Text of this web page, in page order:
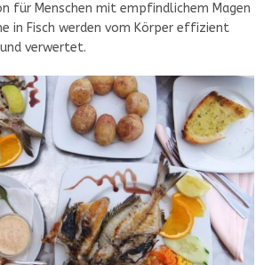
für Menschen mit empfindlichem Magen
in Fisch werden vom Körper effizient
verwertet.